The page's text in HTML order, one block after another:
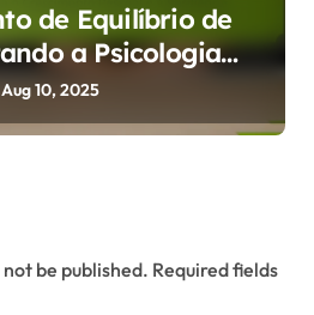
de Equilíbrio de
a Psicologia
o Crescimento
Aug 10, 2025
be published. Required fields